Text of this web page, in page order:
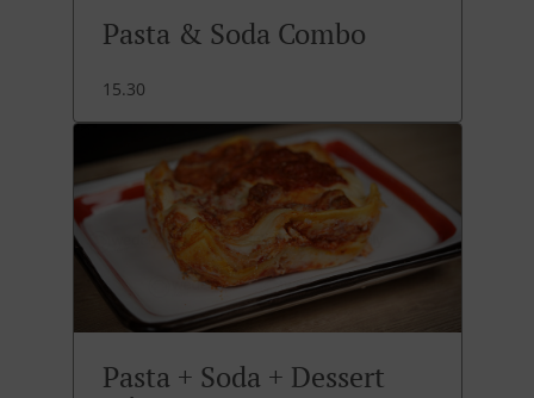
Pasta & Soda Combo
15.30
Pasta + Soda + Dessert